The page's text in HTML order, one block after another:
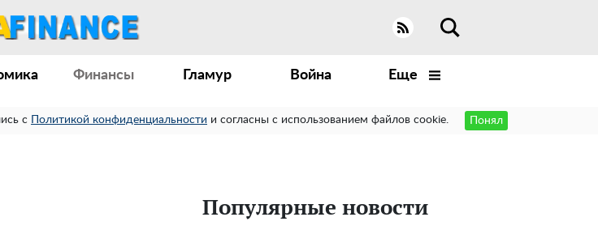
Финансы Гламур Война Еще
с Политикой конфиденциальности и согласны с использованием файлов cookie. Понял
Популярные новости